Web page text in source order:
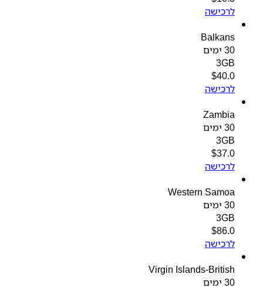
לרכישה
Balkans
3GB
$40.0
לרכישה
Zambia
3GB
$37.0
לרכישה
Western Samoa
3GB
$86.0
לרכישה
Virgin Islands-British